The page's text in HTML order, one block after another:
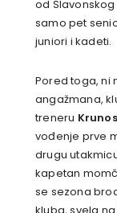
od
samo pet
juniori i kadeti.
Pored toga, ni
angažmana,
treneru
vođenje prve
drugu
kapetan
se sezona